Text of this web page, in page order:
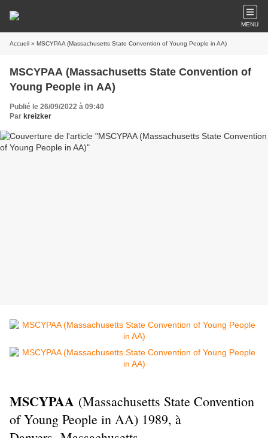
MENU
Accueil » MSCYPAA (Massachusetts State Convention of Young People in AA)
MSCYPAA (Massachusetts State Convention of
Young People in AA)
Publié le 26/09/2022 à 09:40
Par kreizker
MSCYPAA (Massachusetts State Convention
of Young People in AA) 1989, à